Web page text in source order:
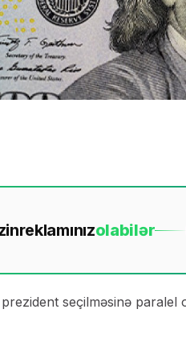
reklamınızolabilər
seçilməsinə paralel